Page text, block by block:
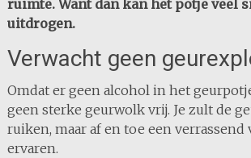
ruimte. Want dan kan het potje veel
uitdrogen.
Verwacht geen
Omdat er geen alcohol in het
geen sterke geurwolk vrij. Je zult de
ruiken, maar af en toe een verrassend
ervaren.